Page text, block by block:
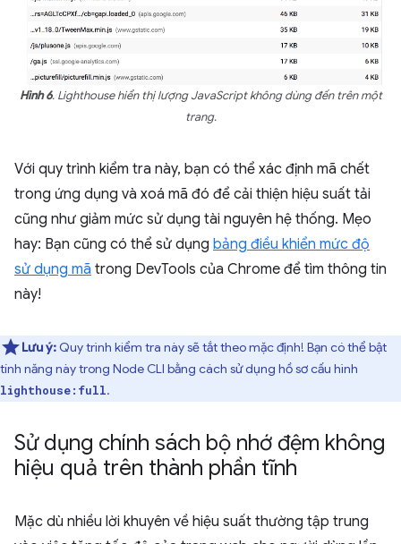
Hình 6. Lighthouse hiển thị lượng JavaScript không dùng đến trên một
trang.
Với quy trình kiểm tra này, bạn có thể xác định mã chết
trong ứng dụng và xoá mã đó để cải thiện hiệu suất tải
cũng như giảm mức sử dụng tài nguyên hệ thống. Mẹo
hay: Bạn cũng có thể sử dụng bảng điều khiển mức độ
sử dụng mã trong DevTools của Chrome để tìm thông tin
này!
Lưu ý:Quy trình kiểm tra này sẽ tắt theo mặc định! Bạn có thể bật
tính năng này trong Node CLI bằng cách sử dụng hồ sơ cấu hình
lighthouse:full.
Sử dụng chính sách bộ nhớ đệm không
hiệu quả trên thành phần tĩnh
Mặc dù nhiều lời khuyên về hiệu suất thường tập trung